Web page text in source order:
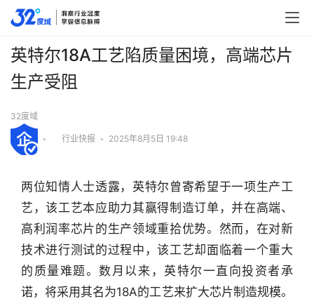
英特尔18A工艺陷质量困境，高端芯片
生产受阻
32度域
• 行业快报 • 2025年8月5日 19:48
两位知情人士透露，英特尔曾寄希望于一项生产工
艺，该工艺本应助力其赢得制造订单，并在高端、
高利润率芯片的生产领域重拾优势。然而，在对新
技术进行测试的过程中，该工艺却面临着一个重大
的质量难题。数月以来，英特尔一直向投资者承
诺，将采用其名为18A的工艺来扩大芯片制造规模。